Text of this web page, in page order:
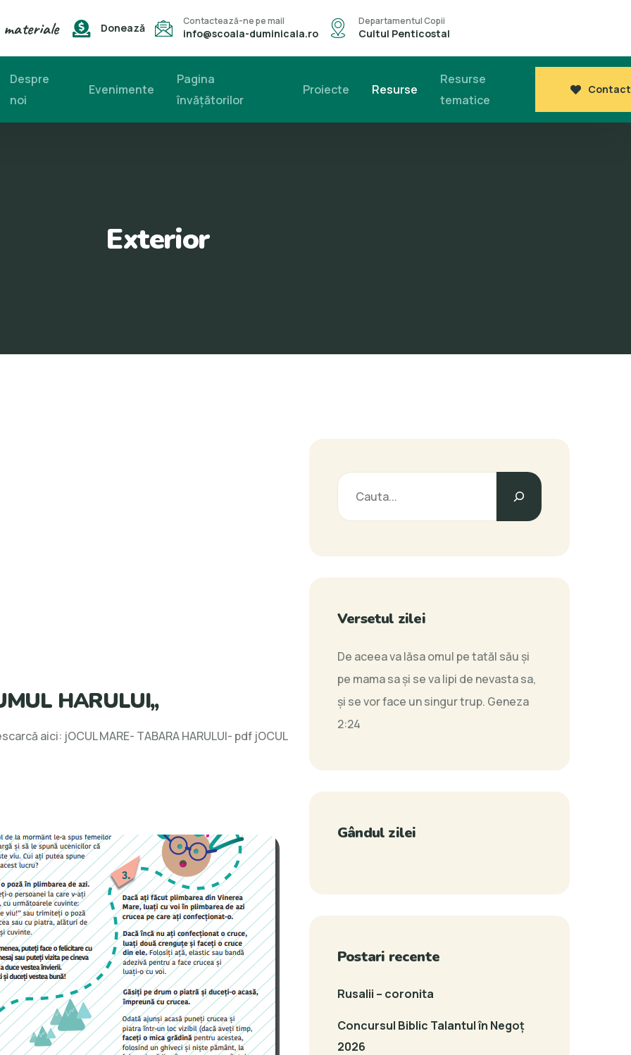
Donează
Contactează-ne pe mail
info@scoala-duminicala.ro
Departamentul Copii
Cultul Penticostal
Despre
noi
Evenimente
Pagina
învăţătorilor
Proiecte Resurse
Resurse
tematice
Contact
Exterior
HARULUI,,
aici: jOCUL MARE- TABARA HARULUI- pdf jOCUL
Caută
Versetul zilei
De aceea va lăsa omul pe tatăl său şi
pe mama sa şi se va lipi de nevasta sa,
şi se vor face un singur trup. Geneza
2:24
Gândul zilei
Postari recente
Rusalii – coronita
Concursul Biblic Talantul în Negoț
2026